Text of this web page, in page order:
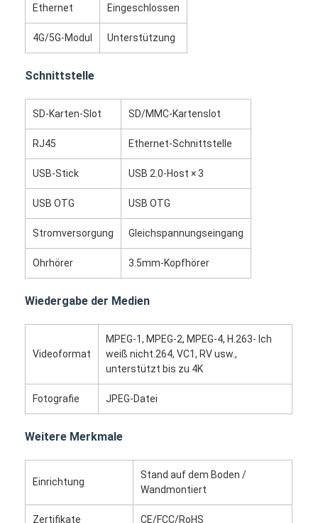
Fälle
Plaudern Sie Jetzt
Digitale LCD-Signatur für Innenräume
Lcd-digitale Beschilderung im Freien
Bildschirm des Schaufensters
Stange LCD-Anzeige
Tragbare digitale Beschilderung
Transparenter LCD-Bildschirm
Miet-LED-Anzeige
Touch Screen Tabelle
LED Filmbildschirm
Ethernet Eingeschlossen
4G/5G-Modul Unterstützung
Schnittstelle
SD-Karten-Slot SD/MMC-Kartenslot
RJ45 Ethernet-Schnittstelle
USB-Stick USB 2.0-Host × 3
USB OTG USB OTG
Stromversorgung Gleichspannungseingang
Ohrhörer 3.5mm-Kopfhörer
Wiedergabe der Medien
Videoformat
MPEG-1, MPEG-2, MPEG-4, H.263- Ich
weiß nicht.264, VC1, RV usw.,
unterstützt bis zu 4K
Fotografie JPEG-Datei
Weitere Merkmale
Einrichtung
Stand auf dem Boden /
Wandmontiert
Zertifikate CE/FCC/RoHS